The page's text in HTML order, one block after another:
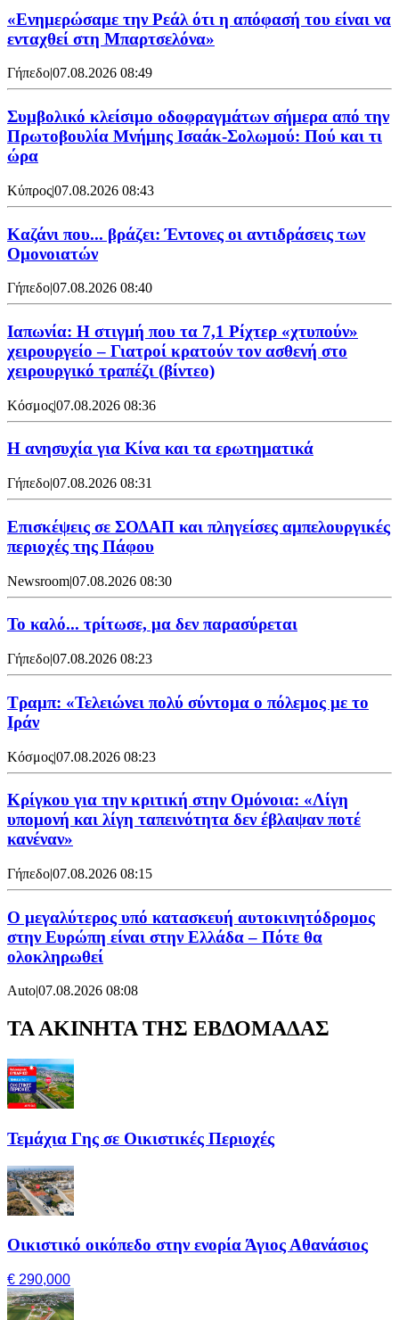
«Ενημερώσαμε την Ρεάλ ότι η απόφασή του είναι να
ενταχθεί στη Μπαρτσελόνα»
Γήπεδο|07.08.2026 08:49
Συμβολικό κλείσιμο οδοφραγμάτων σήμερα από την
Πρωτοβουλία Μνήμης Ισαάκ-Σολωμού: Πού και τι
ώρα
Κύπρος|07.08.2026 08:43
Καζάνι που... βράζει: Έντονες οι αντιδράσεις των
Ομονοιατών
Γήπεδο|07.08.2026 08:40
Ιαπωνία: Η στιγμή που τα 7,1 Ρίχτερ «χτυπούν»
χειρουργείο – Γιατροί κρατούν τον ασθενή στο
χειρουργικό τραπέζι (βίντεο)
Κόσμος|07.08.2026 08:36
Η ανησυχία για Κίνα και τα ερωτηματικά
Γήπεδο|07.08.2026 08:31
Επισκέψεις σε ΣΟΔΑΠ και πληγείσες αμπελουργικές
περιοχές της Πάφου
Newsroom|07.08.2026 08:30
Το καλό... τρίτωσε, μα δεν παρασύρεται
Γήπεδο|07.08.2026 08:23
Τραμπ: «Τελειώνει πολύ σύντομα ο πόλεμος με το
Ιράν
Κόσμος|07.08.2026 08:23
Κρίγκου για την κριτική στην Ομόνοια: «Λίγη
υπομονή και λίγη ταπεινότητα δεν έβλαψαν ποτέ
κανέναν»
Γήπεδο|07.08.2026 08:15
Ο μεγαλύτερος υπό κατασκευή αυτοκινητόδρομος
στην Ευρώπη είναι στην Ελλάδα – Πότε θα
ολοκληρωθεί
Auto|07.08.2026 08:08
ΤΑ ΑΚΙΝΗΤΑ ΤΗΣ ΕΒΔΟΜΑΔΑΣ
Τεμάχια Γης σε Οικιστικές Περιοχές
Οικιστικό οικόπεδο στην ενορία Άγιος Αθανάσιος
€ 290,000